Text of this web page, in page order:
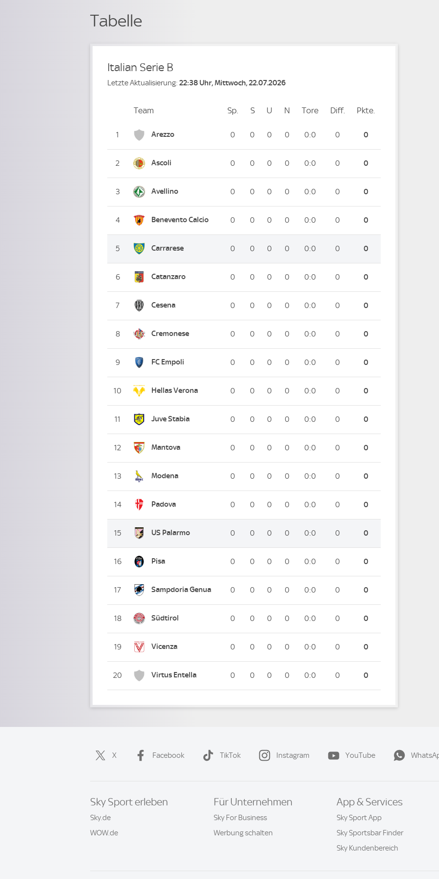
Tabelle
Italian Serie B
Letzte Aktualisierung: 22:38 Uhr, Mittwoch, 22.07.2026
PlatzTeam Sp. Spiele
SSiege
U Unentschieden
N Niederlagen
Tore ToreDiff. Differenz
Pkte.
1 Arezzo 0 0 0 0 0:0 0 0
2 Ascoli 0 0 0 0 0:0 0 0
3 Avellino 0 0 0 0 0:0 0 0
4 Benevento Calcio 0 0 0 0 0:0 0 0
5 Carrarese 0 0 0 0 0:0 0 0
6 Catanzaro 0 0 0 0 0:0 0 0
7 Cesena 0 0 0 0 0:0 0 0
8 Cremonese 0 0 0 0 0:0 0 0
9 FC Empoli 0 0 0 0 0:0 0 0
10 Hellas Verona 0 0 0 0 0:0 0 0
11 Juve Stabia 0 0 0 0 0:0 0 0
12 Mantova 0 0 0 0 0:0 0 0
13 Modena 0 0 0 0 0:0 0 0
14 Padova 0 0 0 0 0:0 0 0
15 US Palarmo 0 0 0 0 0:0 0 0
16 Pisa 0 0 0 0 0:0 0 0
17 Sampdoria Genua 0 0 0 0 0:0 0 0
18 Südtirol 0 0 0 0 0:0 0 0
19 Vicenza 0 0 0 0 0:0 0 0
20 Virtus Entella 0 0 0 0 0:0 0 0
X Facebook TikTok Instagram YouTube
Sky Sport erleben
Sky.de
WOW.de
Für Unternehmen
Sky For Business
Werbung schalten
App & Services
Sky Sport App
Sky Sportsbar Finder
Sky Kundenbereich